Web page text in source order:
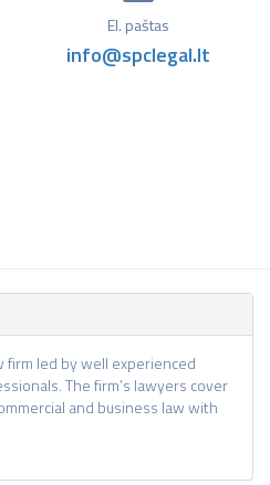
El. paštas
info@spclegal.lt
firm led by well experienced
The firm’s lawyers cover
and business law with